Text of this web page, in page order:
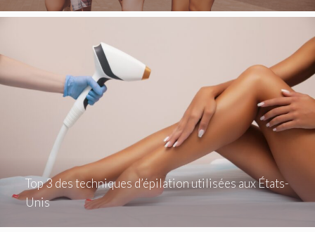
Top 3 des techniques d’épilation utilisées aux États-
Unis